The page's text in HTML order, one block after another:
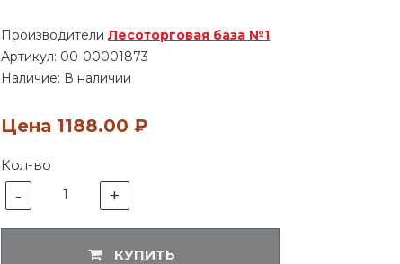
ПроизводителиЛесоторговая база №1
Артикул: 00-00001873
Наличие: В наличии
Цена 1188.00 ₽
Кол-во
- 1 +
КУПИТЬ